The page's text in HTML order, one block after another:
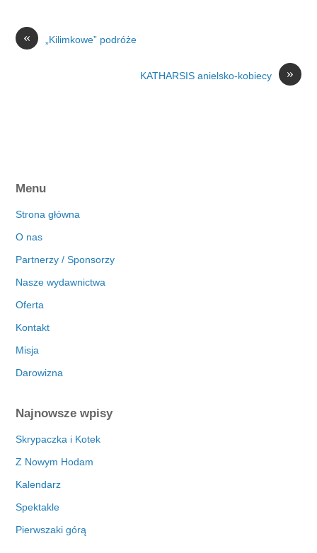
« „Kilimkowe” podróże
»
KATHARSIS anielsko-kobiecy
Menu
Strona główna
O nas
Partnerzy / Sponsorzy
Nasze wydawnictwa
Oferta
Kontakt
Misja
Darowizna
Najnowsze wpisy
Skrypaczka i Kotek
Z Nowym Hodam
Kalendarz
Spektakle
Pierwszaki górą